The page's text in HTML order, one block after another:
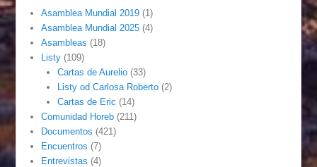
Asamblea Mundial 2019 (1)
Asamblea Mundial 2025 (4)
Asambleas (18)
Listy (109)
Cartas de Aurelio(33)
Listy od Carlosa Roberto(2)
Cartas de Eric (14)
Comunidad Horeb (211)
Documentos (421)
Encuentros (7)
Entrevistas (4)